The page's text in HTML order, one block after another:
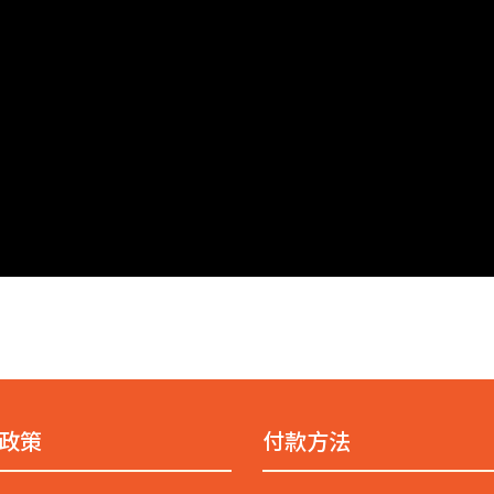
策 付款方法